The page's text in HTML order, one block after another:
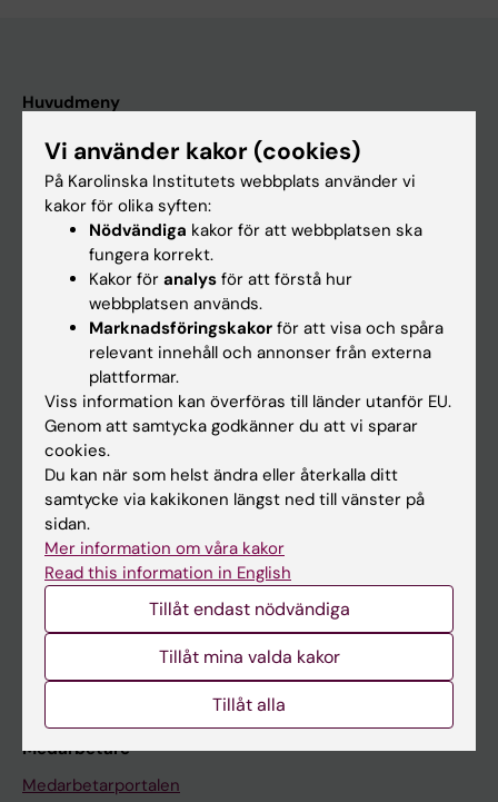
Huvudmeny
Utbildning
Forskarutbildning
Forskning
På gång
Kalender
Student
Ladok
Canvas
Schema
Kurs- och programwebbar
Student på KI
Medarbetare
Medarbetarportalen
Vi använder kakor (cookies)
På Karolinska Institutets webbplats använder vi
kakor för olika syften:
Nödvändiga kakor för att webbplatsen ska
fungera korrekt.
Kakor för analys för att förstå hur
webbplatsen används.
Marknadsföringskakor för att visa och spåra
relevant innehåll och annonser från externa
plattformar.
Viss information kan överföras till länder utanför EU.
Genom att samtycka godkänner du att vi sparar
cookies.
Du kan när som helst ändra eller återkalla ditt
samtycke via kakikonen längst ned till vänster på
sidan.
Mer information om våra kakor
Read this information in English
Tillåt endast nödvändiga
Tillåt mina valda kakor
Tillåt alla